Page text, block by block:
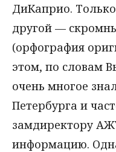
ДиКаприо.
другой —
(орфография
этом, по словам
очень многое
Петербурга и
замдиректору
информацию.